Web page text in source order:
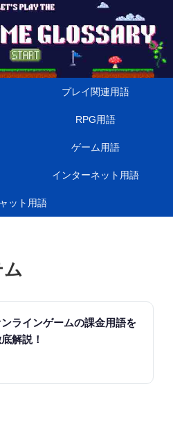
プレイ関連用語
RPG用語
ゲーム用語
インターネット用語
ット用語
ラインゲームの課金用語を
解説！